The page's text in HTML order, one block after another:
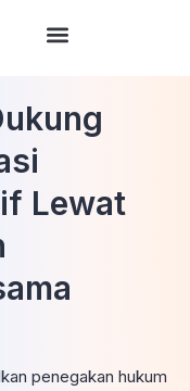
Lewat
penegakan hukum